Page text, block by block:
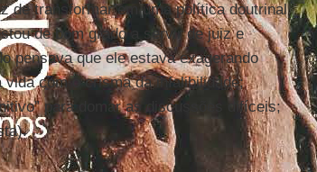
de transformar em uma política doutrinal
de bom grado a servir de juiz e
pensava que ele estava exagerando
com o crisma da infalibilidade;
para domar as discussões difíceis;